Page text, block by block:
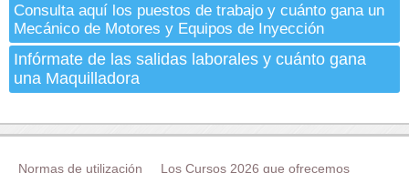
Consulta aquí los puestos de trabajo y cuánto gana un
Mecánico de Motores y Equipos de Inyección
Infórmate de las salidas laborales y cuánto gana
una Maquilladora
Normas de utilización Los Cursos 2026 que ofrecemos